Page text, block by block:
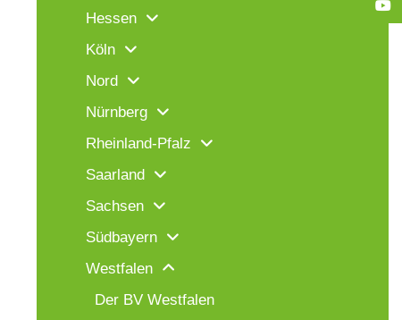
Hessen
Köln
Nord
Nürnberg
Rheinland-Pfalz
Saarland
Sachsen
Südbayern
Westfalen
Der BV Westfalen